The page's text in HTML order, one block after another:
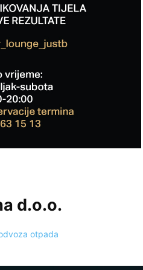
d.o.o.
otpada